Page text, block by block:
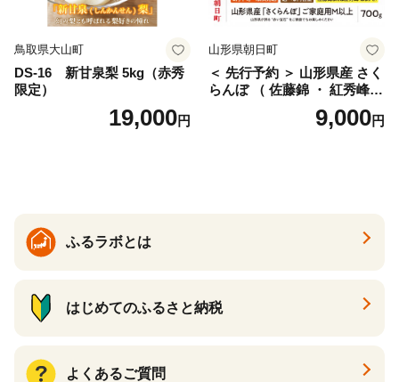
鳥取県大山町
DS-16 新甘泉梨 5kg（赤秀
限定）
19,000円
山形県朝日町
＜ 先行予約 ＞ 山形県産 さく
らんぼ （ 佐藤錦 ・ 紅秀峰
） ご家庭用 M以上 700g 【20
26年6月下旬から7月上旬発
9,000円
ふるラボとは
はじめてのふるさと納税
よくあるご質問